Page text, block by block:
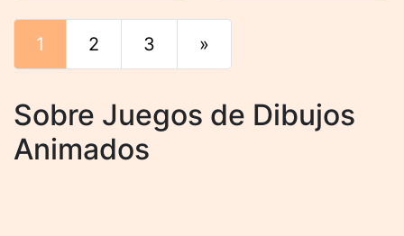
1 2 3 »
Sobre Juegos de Dibujos
Animados